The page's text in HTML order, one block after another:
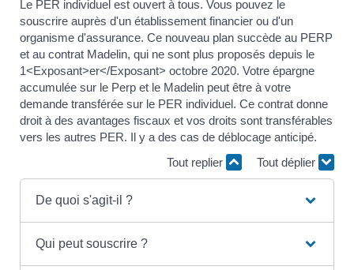
Le PER individuel est ouvert à tous. Vous pouvez le
souscrire auprès d'un établissement financier ou d'un
organisme d'assurance. Ce nouveau plan succède au PERP
et au contrat Madelin, qui ne sont plus proposés depuis le
1<Exposant>er</Exposant> octobre 2020. Votre épargne
accumulée sur le Perp et le Madelin peut être à votre
demande transférée sur le PER individuel. Ce contrat donne
droit à des avantages fiscaux et vos droits sont transférables
vers les autres PER. Il y a des cas de déblocage anticipé.
Tout replier
Tout déplier
De quoi s'agit-il ?
Qui peut souscrire ?